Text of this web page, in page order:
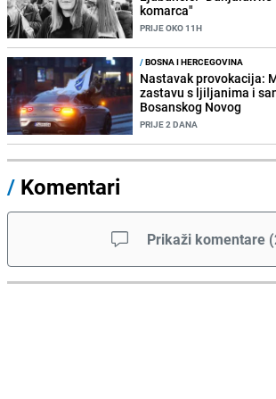
komarca"
PRIJE OKO 11H
/BOSNA I HERCEGOVINA
Nastavak provokacija:
zastavu s ljiljanima i
Bosanskog Novog
PRIJE 2 DANA
/ Komentari
Prikaži komentare (